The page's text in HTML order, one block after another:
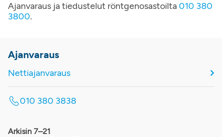
Ajanvaraus ja tiedustelut röntgenosastoilta010 380
3800.
Ajanvaraus
Nettiajanvaraus
010 380 3838
Arkisin 7–21